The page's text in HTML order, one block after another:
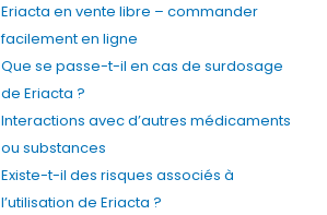
Eriacta en vente libre – commander
facilement en ligne
Que se passe-t-il en cas de surdosage
de Eriacta ?
Interactions avec d’autres médicaments
ou substances
Existe-t-il des risques associés à
l’utilisation de Eriacta ?